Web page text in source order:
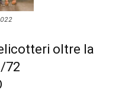
elicotteri oltre la
72